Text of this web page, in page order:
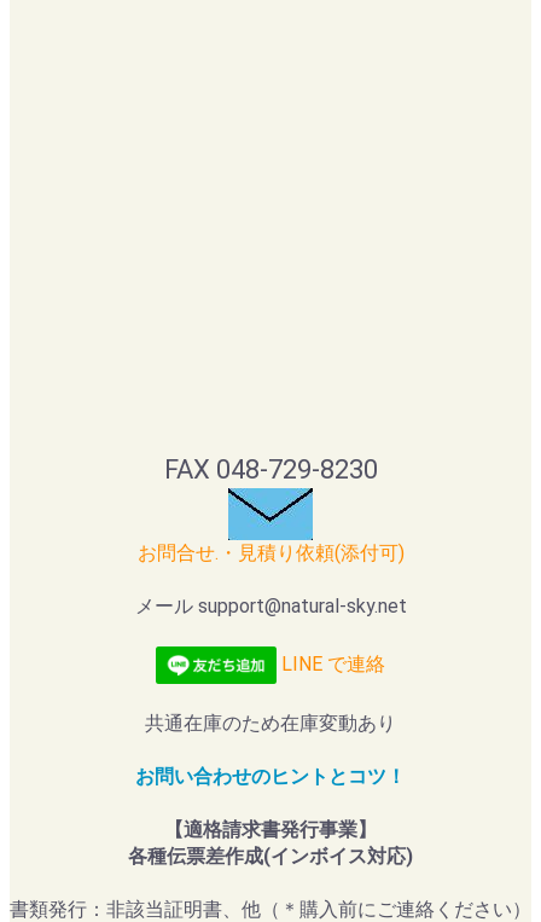
FAX 048-729-8230
お問合せ.・見積り依頼(添付可)
メール support@natural-sky.net
LINE で連絡
共通在庫のため在庫変動あり
お問い合わせのヒントとコツ！
【適格請求書発行事業】
各種伝票差作成(インボイス対応)
書類発行：非該当証明書、他（＊購入前にご連絡ください）